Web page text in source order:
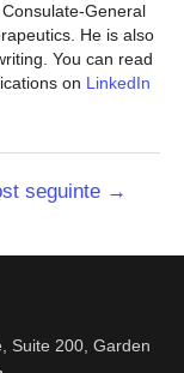
General
He is also
You can read
on LinkedIn
seguinte →
Suite 200, Garden